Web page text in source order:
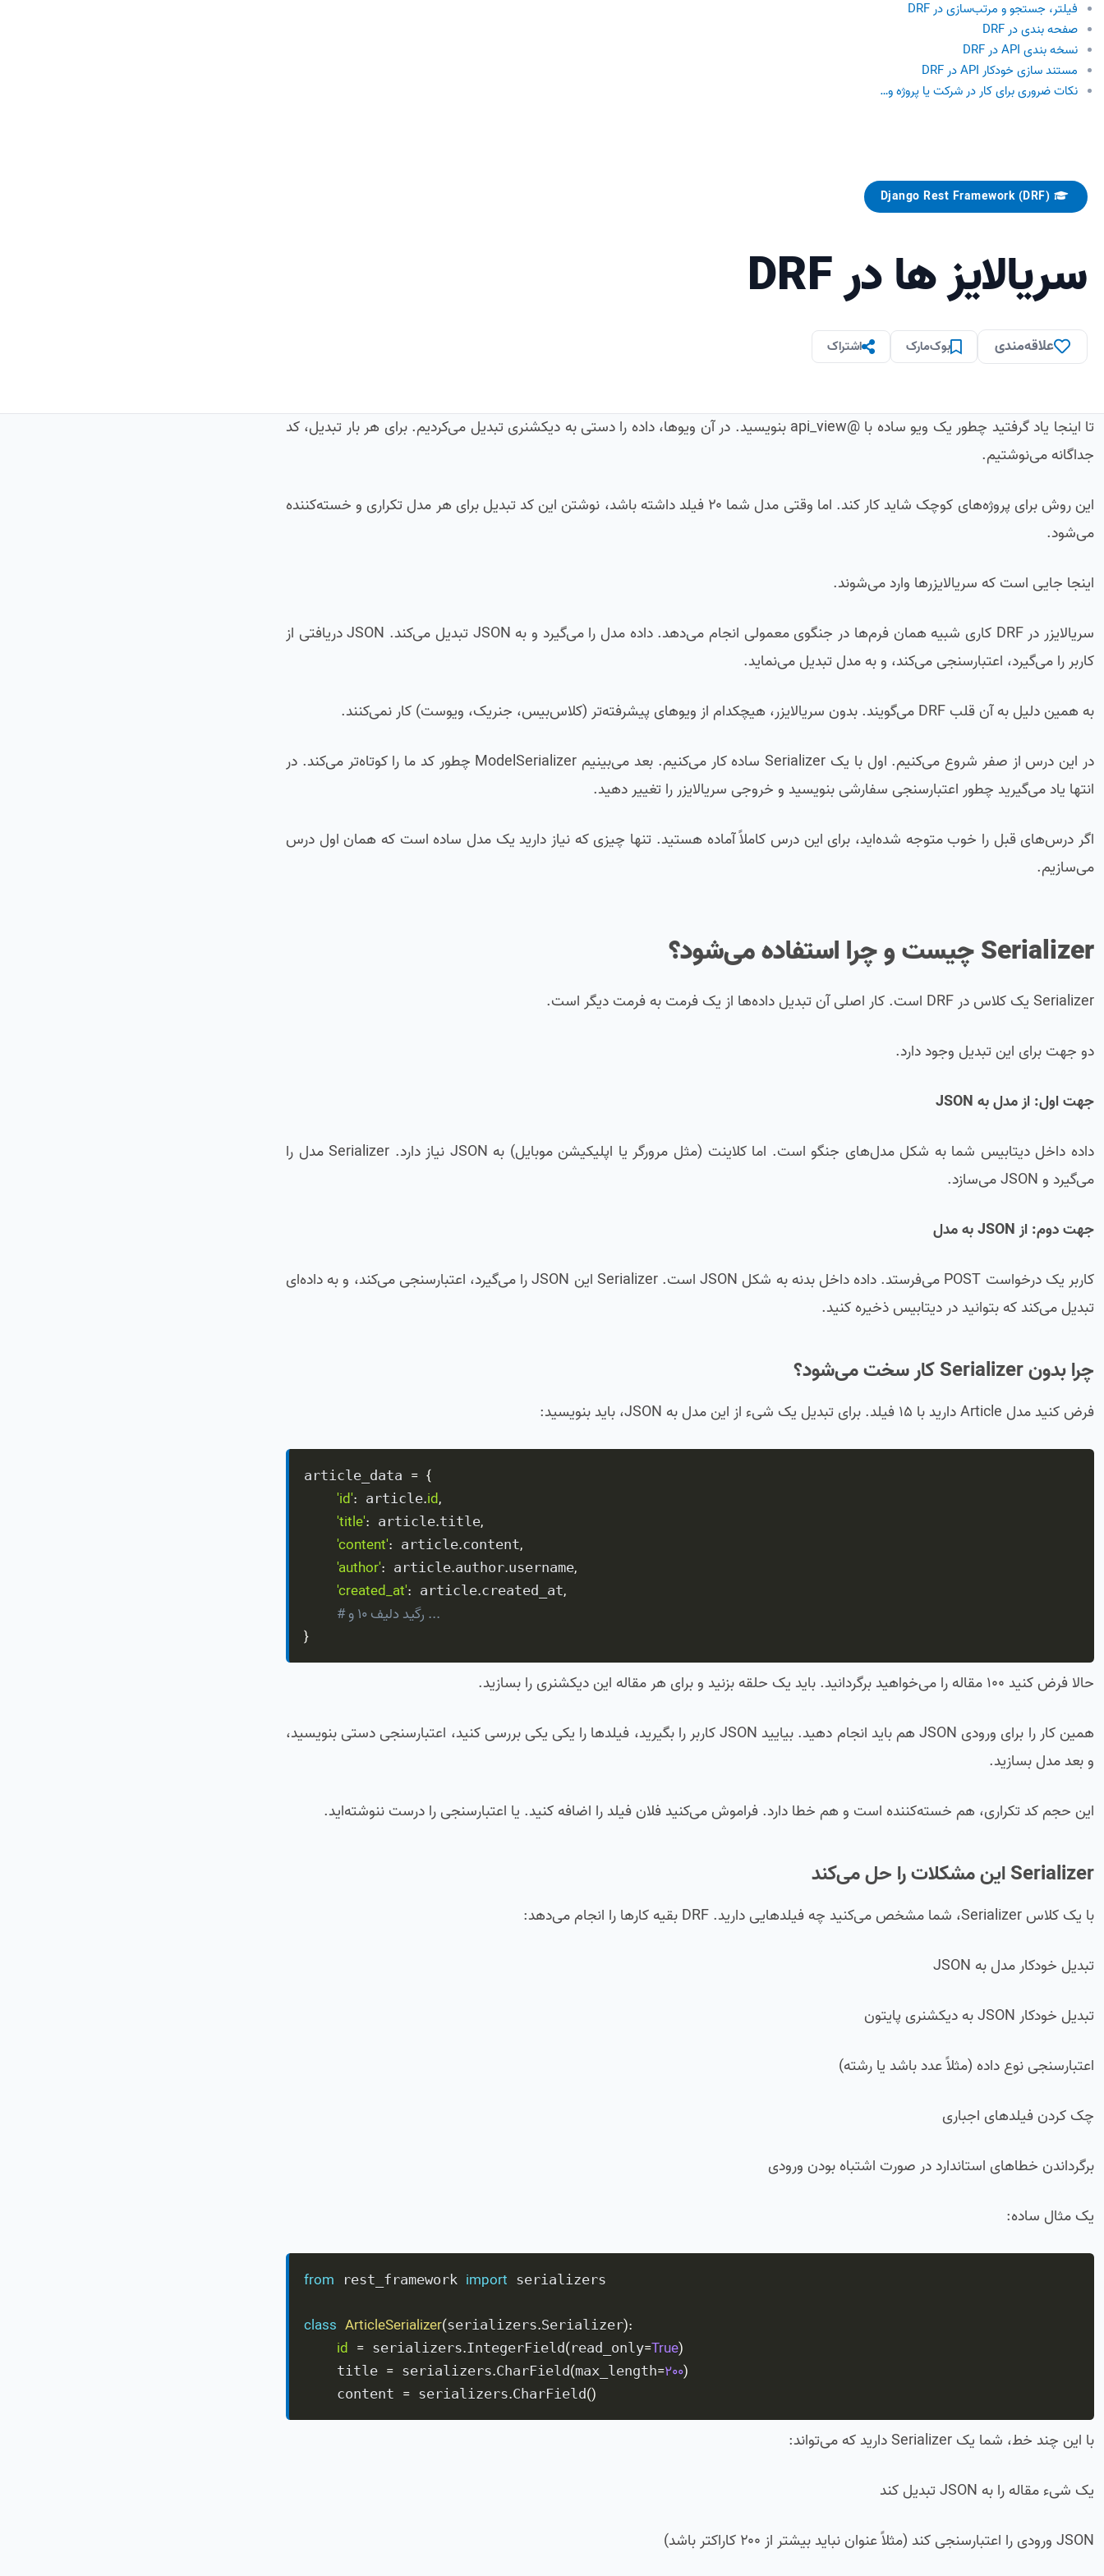
فیلتر، جستجو و مرتب‌سازی در DRF
صفحه بندی در DRF
نسخه بندی API در DRF
مستند سازی خودکار API در DRF
نکات ضروری برای کار در شرکت یا پروژه و…
سریالایز ها در DRF
علاقه‌مندی بوک‌مارک اشتراک
تا اینجا یاد گرفتید چطور یک ویو ساده با @api_view بنویسید. در آن ویوها، داده را دستی به دیکشنری تبدیل می‌کردیم. برای هر بار تبدیل، کد
جداگانه می‌نوشتیم.
این روش برای پروژه‌های کوچک شاید کار کند. اما وقتی مدل شما ۲۰ فیلد داشته باشد، نوشتن این کد تبدیل برای هر مدل تکراری و خسته‌کننده
می‌شود.
اینجا جایی است که سریالایزرها وارد می‌شوند.
سریالایزر در DRF کاری شبیه همان فرم‌ها در جنگوی معمولی انجام می‌دهد. داده مدل را می‌گیرد و به JSON تبدیل می‌کند. JSON دریافتی از
کاربر را می‌گیرد، اعتبارسنجی می‌کند، و به مدل تبدیل می‌نماید.
به همین دلیل به آن قلب DRF می‌گویند. بدون سریالایزر، هیچکدام از ویوهای پیشرفته‌تر (کلاس‌بیس، جنریک، ویوست) کار نمی‌کنند.
در این درس از صفر شروع می‌کنیم. اول با یک Serializer ساده کار می‌کنیم. بعد می‌بینیم ModelSerializer چطور کد ما را کوتاه‌تر می‌کند. در
انتها یاد می‌گیرید چطور اعتبارسنجی سفارشی بنویسید و خروجی سریالایزر را تغییر دهید.
اگر درس‌های قبل را خوب متوجه شده‌اید، برای این درس کاملاً آماده هستید. تنها چیزی که نیاز دارید یک مدل ساده است که همان اول درس
می‌سازیم.
Serializer چیست و چرا استفاده می‌شود؟
Serializer یک کلاس در DRF است. کار اصلی آن تبدیل داده‌ها از یک فرمت به فرمت دیگر است.
دو جهت برای این تبدیل وجود دارد.
جهت اول: از مدل به JSON
داده داخل دیتابیس شما به شکل مدل‌های جنگو است. اما کلاینت (مثل مرورگر یا اپلیکیشن موبایل) به JSON نیاز دارد. Serializer مدل را
می‌گیرد و JSON می‌سازد.
جهت دوم: از JSON به مدل
کاربر یک درخواست POST می‌فرستد. داده داخل بدنه به شکل JSON است. Serializer این JSON را می‌گیرد، اعتبارسنجی می‌کند، و به داده‌ای
تبدیل می‌کند که بتوانید در دیتابیس ذخیره کنید.
چرا بدون Serializer کار سخت می‌شود؟
فرض کنید مدل Article دارید با ۱۵ فیلد. برای تبدیل یک شیء از این مدل به JSON، باید بنویسید:
article_data = {
'id': article.id,
'title': article.title,
'content': article.content,
'author': article.author.username,
'created_at': article.created_at,
# و ۱۰ فیلد دیگر ...
}
حالا فرض کنید ۱۰۰ مقاله را می‌خواهید برگردانید. باید یک حلقه بزنید و برای هر مقاله این دیکشنری را بسازید.
همین کار را برای ورودی JSON هم باید انجام دهید. بیایید JSON کاربر را بگیرید، فیلدها را یکی یکی بررسی کنید، اعتبارسنجی دستی بنویسید،
و بعد مدل بسازید.
این حجم کد تکراری، هم خسته‌کننده است و هم خطا دارد. فراموش می‌کنید فلان فیلد را اضافه کنید. یا اعتبارسنجی را درست ننوشته‌اید.
Serializer این مشکلات را حل می‌کند
با یک کلاس Serializer، شما مشخص می‌کنید چه فیلدهایی دارید. DRF بقیه کارها را انجام می‌دهد:
تبدیل خودکار مدل به JSON
تبدیل خودکار JSON به دیکشنری پایتون
اعتبارسنجی نوع داده (مثلاً عدد باشد یا رشته)
چک کردن فیلدهای اجباری
برگرداندن خطاهای استاندارد در صورت اشتباه بودن ورودی
یک مثال ساده:
from rest_framework import serializers
class ArticleSerializer(serializers.Serializer):
id = serializers.IntegerField(read_only=True)
    title
= serializers.CharField(max_length=200)
    content
= serializers.CharField()
با این چند خط، شما یک Serializer دارید که می‌تواند:
یک شیء مقاله را به JSON تبدیل کند
JSON ورودی را اعتبارسنجی کند (مثلاً عنوان نباید بیشتر از ۲۰۰ کاراکتر باشد)